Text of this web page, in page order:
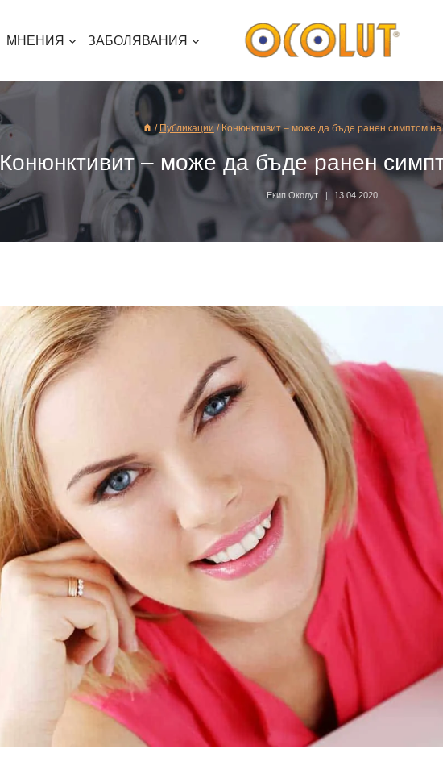
МНЕНИЯ ЗАБОЛЯВАНИЯ
/ Публикации / Конюнктивит – може да бъде ранен симптом на
Конюнктивит – може да бъде ранен
Екип Околут 13.04.2020